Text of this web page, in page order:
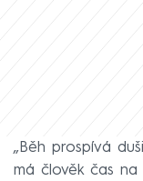
„Běh prospívá
má člověk čas na